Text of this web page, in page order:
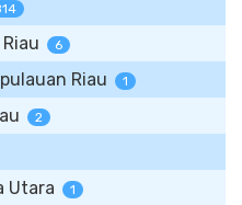
6
Riau 1
2
Utara 1